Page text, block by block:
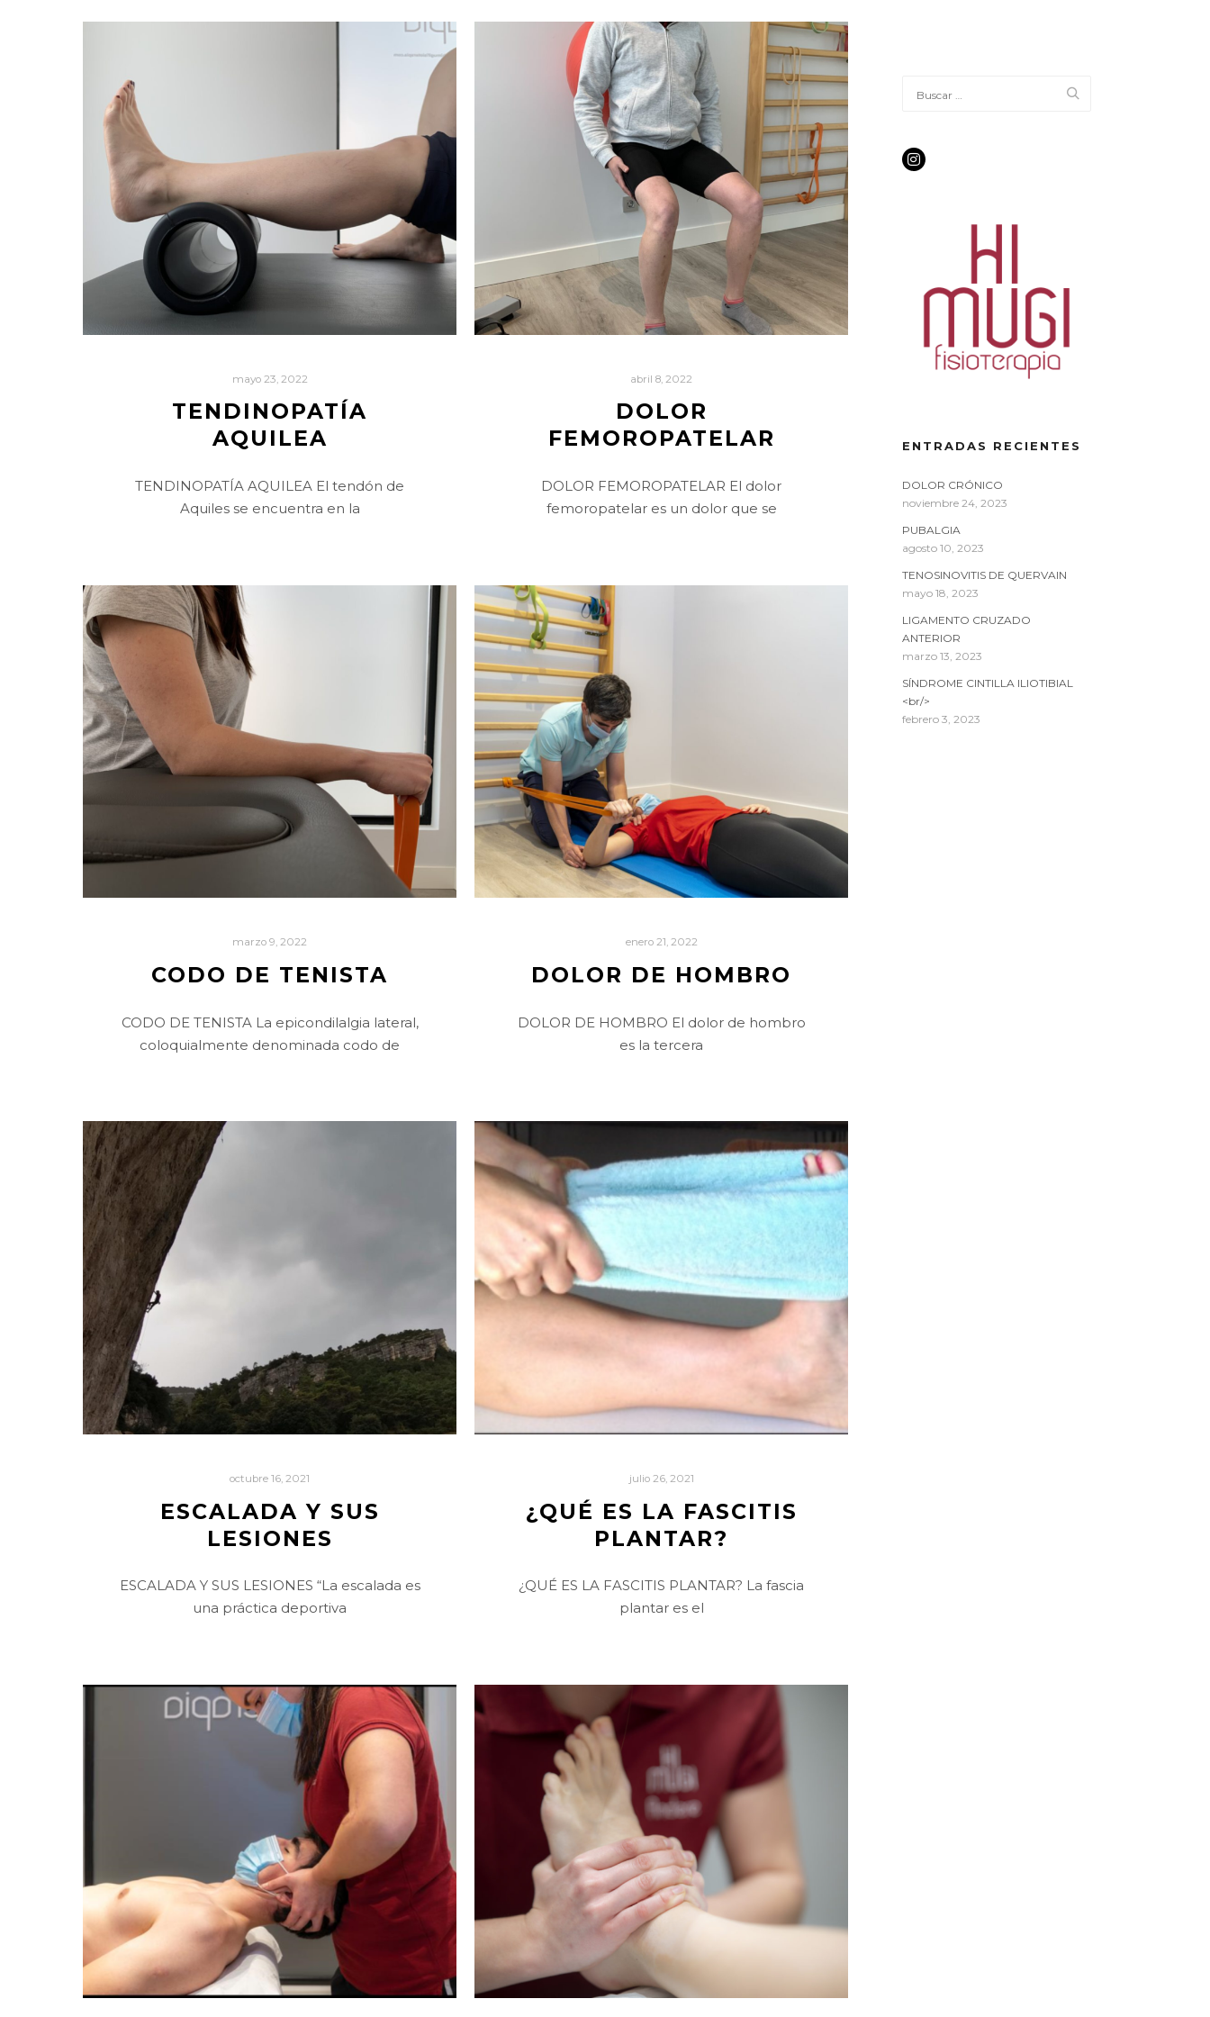
mayo 23, 2022
TENDINOPATÍA
AQUILEA
TENDINOPATÍA AQUILEA El tendón de
Aquiles se encuentra en la
abril 8, 2022
DOLOR
FEMOROPATELAR
DOLOR FEMOROPATELAR El dolor
femoropatelar es un dolor que se
marzo 9, 2022
CODO DE TENISTA
CODO DE TENISTA La epicondilalgia lateral,
coloquialmente denominada codo de
enero 21, 2022
DOLOR DE HOMBRO
DOLOR DE HOMBRO El dolor de hombro
es la tercera
octubre 16, 2021
ESCALADA Y SUS
LESIONES
ESCALADA Y SUS LESIONES “La escalada es
una práctica deportiva
julio 26, 2021
¿QUÉ ES LA FASCITIS
PLANTAR?
¿QUÉ ES LA FASCITIS PLANTAR? La fascia
plantar es el
ENTRADAS RECIENTES
DOLOR CRÓNICO
noviembre 24, 2023
PUBALGIA
agosto 10, 2023
TENOSINOVITIS DE QUERVAIN
mayo 18, 2023
LIGAMENTO CRUZADO
ANTERIOR
marzo 13, 2023
SÍNDROME CINTILLA ILIOTIBIAL
<br/>
febrero 3, 2023